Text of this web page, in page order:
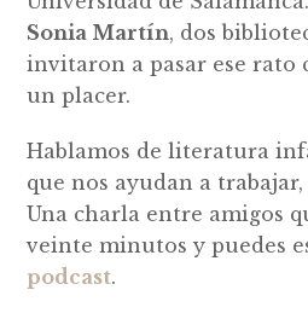
Sonia Martín, dos
invitaron a pasar ese rato
un placer.
Hablamos de literatura
que nos ayudan a
Una charla entre amigos
veinte minutos y puedes
podcast.